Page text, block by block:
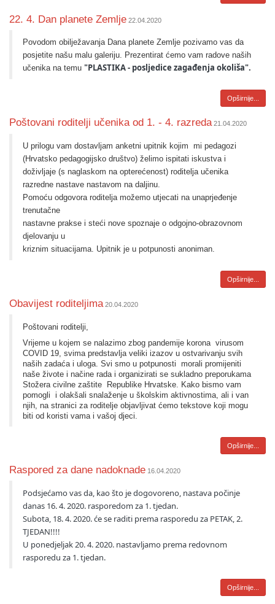
​22. 4. Dan planete Zemlje 22.04.2020
Povodom obilježavanja Dana planete Zemlje pozivamo vas da
posjetite našu malu galeriju. Prezentirat ćemo vam radove naših
učenika na temu "PLASTIKA - posljedice zagađenja okoliša".
Opširnije...
​Poštovani roditelji učenika od 1. - 4. razreda 21.04.2020
U prilogu vam dostavljam anketni upitnik kojim mi pedagozi
(Hrvatsko pedagogijsko društvo) želimo ispitati iskustva i
doživljaje (s naglaskom na opterećenost) roditelja učenika
razredne nastave nastavom na daljinu.
Pomoću odgovora roditelja možemo utjecati na unaprjeđenje
trenutačne
nastavne prakse i steći nove spoznaje o odgojno-obrazovnom
djelovanju u
kriznim situacijama. Upitnik je u potpunosti anoniman.
Opširnije...
Obavijest roditeljima 20.04.2020
​Poštovani roditelji,
Vrijeme u kojem se nalazimo zbog pandemije korona virusom
COVID 19, svima predstavlja veliki izazov u ostvarivanju svih
naših zadaća i uloga. Svi smo u potpunosti morali promijeniti
naše živote i načine rada i organizirati se sukladno preporukama
Stožera civilne zaštite Republike Hrvatske. Kako bismo vam
pomogli i olakšali snalaženje u školskim aktivnostima, ali i van
njih, na stranici za roditelje objavljivat ćemo tekstove koji mogu
biti od koristi vama i vašoj djeci.
Opširnije...
Raspored za dane nadoknade 16.04.2020
Podsjećamo vas da, kao što je dogovoreno, nastava počinje
danas 16. 4. 2020. rasporedom za 1. tjedan.
Subota, 18. 4. 2020. će se raditi prema rasporedu za PETAK, 2.
TJEDAN!!!!
U ponedjeljak 20. 4. 2020. nastavljamo prema redovnom
rasporedu za 1. tjedan.
Opširnije...